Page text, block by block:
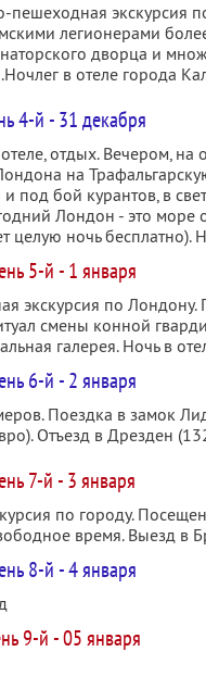
пешеходная экскурсия
легионерами
дворца и
в отеле города
4-й - 31 декабря
отдых. Вечером, на
на
под бой курантов, в
Лондон - это море
целую ночь бесплатно).
5-й - 1 января
экскурсия по
смены конной
галерея. Ночь в
6-й - 2 января
Поездка в замок
Отъезд в Дрезден
7-й - 3 января
по городу.
время. Выезд в
8-й - 4 января
9-й - 05 января